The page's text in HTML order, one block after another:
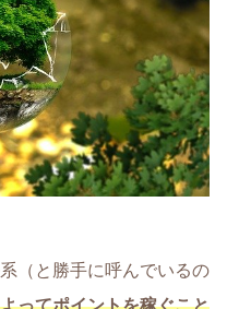
（と勝手に呼んでいるの
ってポイントを稼ぐこと